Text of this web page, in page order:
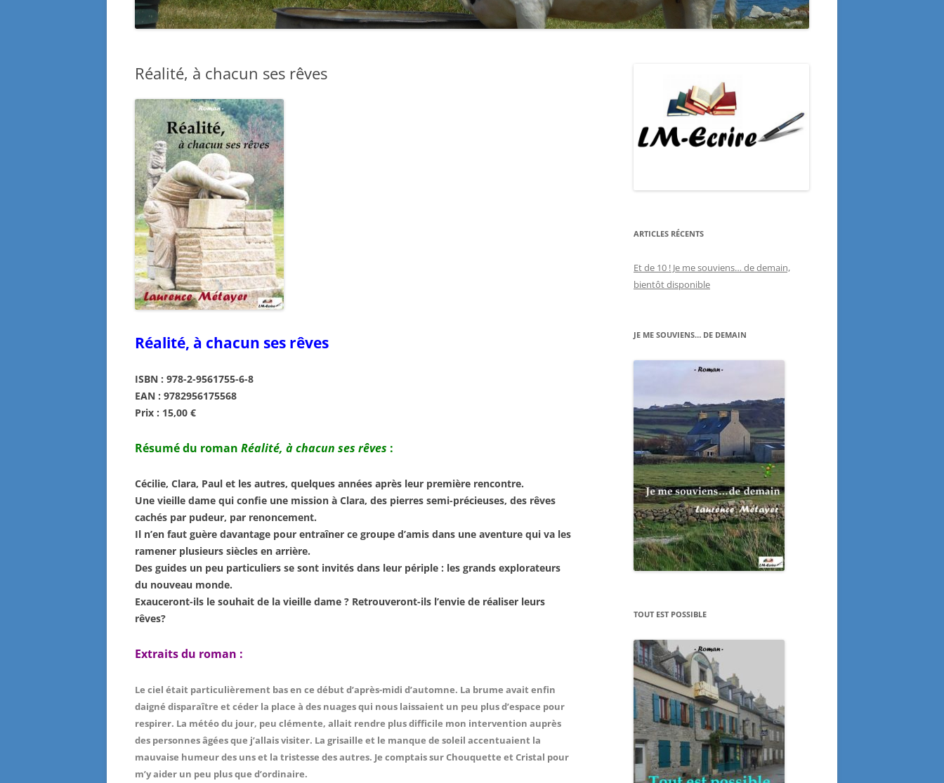
RÉALITÉ, À CHACUN SES RÊVES
Réalité, à chacun ses rêves
Réalité, à chacun ses rêves
ISBN : 978-2-9561755-6-8
EAN : 9782956175568
Prix : 15,00 €
Résumé du roman Réalité, à chacun ses rêves :
Cécilie, Clara, Paul et les autres, quelques années après leur première rencontre.
Une vieille dame qui confie une mission à Clara, des pierres semi-précieuses, des rêves
cachés par pudeur, par renoncement.
Il n’en faut guère davantage pour entraîner ce groupe d’amis dans une aventure qui va les
ramener plusieurs siècles en arrière.
Des guides un peu particuliers se sont invités dans leur périple : les grands explorateurs
du nouveau monde.
Exauceront-ils le souhait de la vieille dame ? Retrouveront-ils l’envie de réaliser leurs
rêves?
Extraits du roman :
Le ciel était particulièrement bas en ce début d’après-midi d’automne. La brume avait enfin
daigné disparaître et céder la place à des nuages qui nous laissaient un peu plus d’espace pour
respirer. La météo du jour, peu clémente, allait rendre plus difficile mon intervention auprès
des personnes âgées que j’allais visiter. La grisaille et le manque de soleil accentuaient la
mauvaise humeur des uns et la tristesse des autres. Je comptais sur Chouquette et Cristal pour
m’y aider un peu plus que d’ordinaire.
ARTICLES RÉCENTS
Et de 10 ! Je me souviens… de demain,
bientôt disponible
JE ME SOUVIENS… DE DEMAIN
TOUT EST POSSIBLE